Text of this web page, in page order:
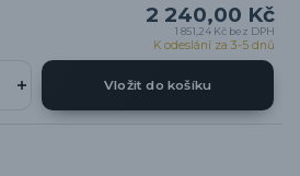
2 240,00 Kč
1 851,24 Kč bez DPH
K odeslání za 3-5 dnů
Vložit do košíku